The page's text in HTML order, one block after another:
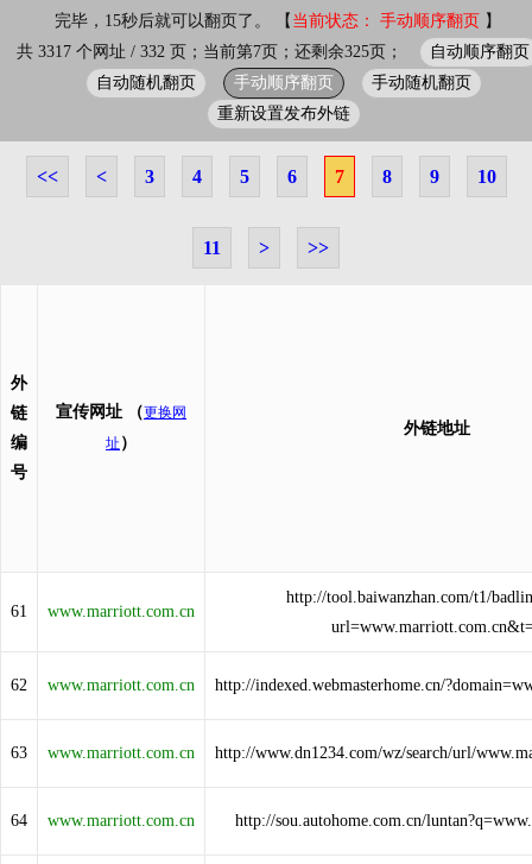
完毕，15秒后就可以翻页了。 【 当前状态： 手动顺序翻页 】
共 3317 个网址 / 332 页；当前第7页；还剩余325页；
自动顺序翻页
自动随机翻页
手动顺序翻页
手动随机翻页
重新设置发布外链
<< < 3 4 5 6 7 8 9 10
11 > >>
外
链
编
号
宣传网址 （更换网
址 ）
外链地址
61 www.marriott.com.cn
http://tool.baiwanzhan.com/t1/
62 www.marriott.com.cn http://indexed.webmasterhome.cn/
63 www.marriott.com.cn http://www.dn1234.com/wz/search/url/
64 www.marriott.com.cn http://sou.autohome.com.cn/